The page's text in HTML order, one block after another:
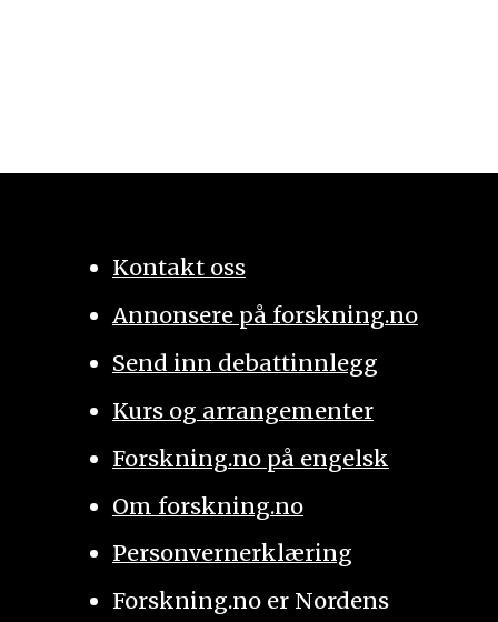
Kontakt oss
Annonsere på forskning.no
Send inn debattinnlegg
Kurs og arrangementer
Forskning.no på engelsk
Om forskning.no
Personvernerklæring
Forskning.no er Nordens